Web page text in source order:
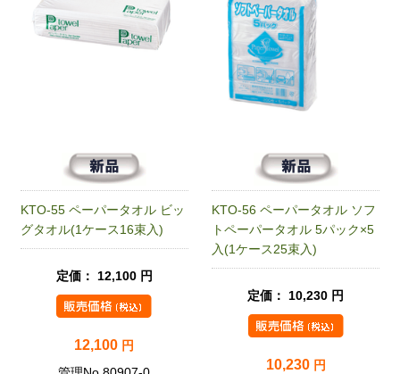
KTO-55 ペーパータオル ビッ
グタオル(1ケース16束入)
定価： 12,100 円
12,100 円
KTO-56 ペーパータオル ソフ
トペーパータオル 5パック×5
入(1ケース25束入)
定価： 10,230 円
10,230 円